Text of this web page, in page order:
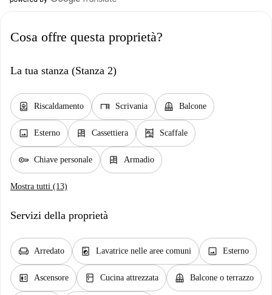
Cosa offre questa proprietà?
La tua stanza (Stanza 2)
water_heater Riscaldamento desk Scrivania balcony Balcone
image Esterno dresser Cassettiera shelves Scaffale
key Chiave personale dresser Armadio
Mostra tutti (13)
Servizi della proprietà
chair Arredato local_laundry_service Lavatrice nelle aree comuni image Esterno
elevator Ascensore kitchen Cucina attrezzata balcony Balcone o terrazzo